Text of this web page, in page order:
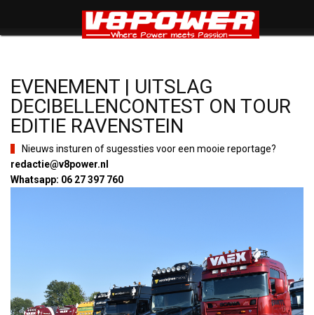
EVENEMENT | UITSLAG
DECIBELLENCONTEST ON TOUR
EDITIE RAVENSTEIN
Nieuws insturen of sugessties voor een mooie reportage?
redactie@v8power.nl
Whatsapp: 06 27 397 760